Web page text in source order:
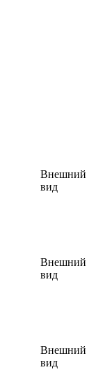
Внешний
вид
Внешний
вид
Внешний
вид